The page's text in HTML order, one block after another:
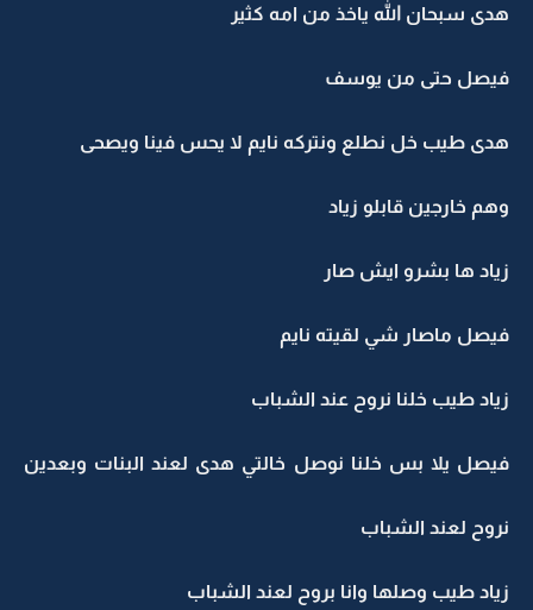
هدى سبحان الله ياخذ من امه كثير
فيصل حتى من يوسف
هدى طيب خل نطلع ونتركه نايم لا يحس فينا ويصحى
وهم خارجين قابلو زياد
زياد ها بشرو ايش صار
فيصل ماصار شي لقيته نايم
زياد طيب خلنا نروح عند الشباب
فيصل يلا بس خلنا نوصل خالتي هدى لعند البنات وبعدين
نروح لعند الشباب
زياد طيب وصلها وانا بروح لعند الشباب